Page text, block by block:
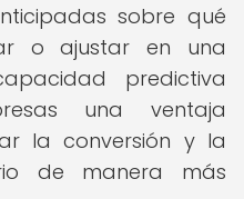
sobre qué
o ajustar en una
predictiva
una ventaja
la conversión y la
de manera más